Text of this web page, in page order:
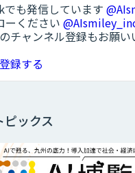
でも発信しています
ーください
チャンネル登録もお願い
録する
ピックス